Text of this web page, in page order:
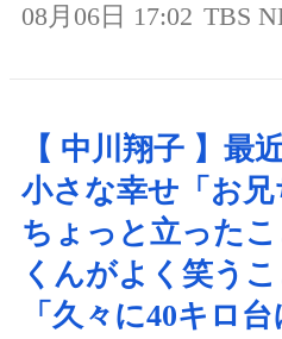
08月06日 17:02 TBS
【 中川翔子 】最
小さな幸せ「お兄
ちょっと立った
くんがよく笑うこ
「久々に40キロ